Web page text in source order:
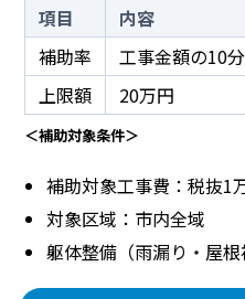
項目
内容
補助率
工事金額の10
上限額
20万円
＜補助対象条件＞
補助対象工事費：税抜1
対象区域：市内全域
躯体整備（雨漏り・屋